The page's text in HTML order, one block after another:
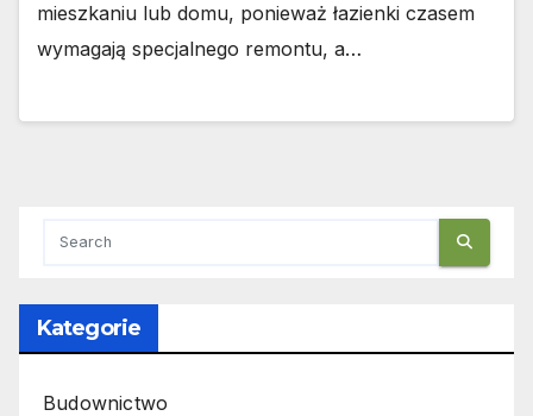
mieszkaniu lub domu, ponieważ łazienki czasem
wymagają specjalnego remontu, a…
Kategorie
Budownictwo